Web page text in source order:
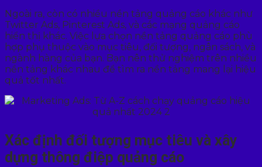
Ngoài ra, còn có nhiều nền tảng quảng cáo khác như
Twitter Ads, Pinterest Ads, và các mạng quảng cáo
hiển thị khác. Việc lựa chọn nền tảng quảng cáo phù
hợp phụ thuộc vào mục tiêu, đối tượng, ngân sách, và
ngành hàng của bạn. Bạn nên thử nghiệm trên nhiều
nền tảng khác nhau để tìm ra nền tảng mang lại hiệu
quả tốt nhất.
Xác định đối tượng mục tiêu và xây
dựng thông điệp quảng cáo